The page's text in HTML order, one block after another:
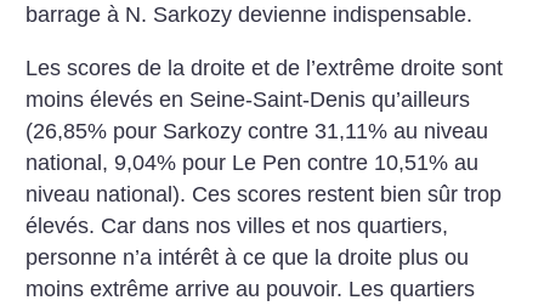
barrage à N. Sarkozy devienne indispensable.
Les scores de la droite et de l’extrême droite sont
moins élevés en Seine-Saint-Denis qu’ailleurs
(26,85% pour Sarkozy contre 31,11% au niveau
national, 9,04% pour Le Pen contre 10,51% au
niveau national). Ces scores restent bien sûr trop
élevés. Car dans nos villes et nos quartiers,
personne n’a intérêt à ce que la droite plus ou
moins extrême arrive au pouvoir. Les quartiers